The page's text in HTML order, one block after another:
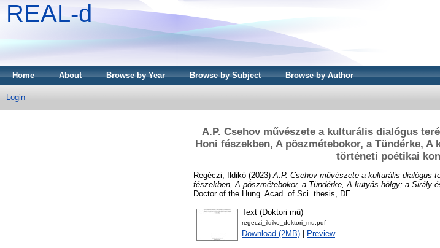
REAL-d
Home About Browse by Year Browse by Subject Browse by Author
Login
A.P. Csehov művészete a kulturális dialógus
Honi fészekben, A pöszmétebokor, a Tündérke,
történeti poétikai
Regéczi, Ildikó (2023) A.P. Csehov művészete a kulturális dialógus
fészekben, A pöszmétebokor, a Tündérke, A kutyás hölgy; a Sirály
Doctor of the Hung. Acad. of Sci. thesis, DE.
Text (Doktori mű)
regeczi_ildiko_doktori_mu.pdf
Download (2MB) Preview